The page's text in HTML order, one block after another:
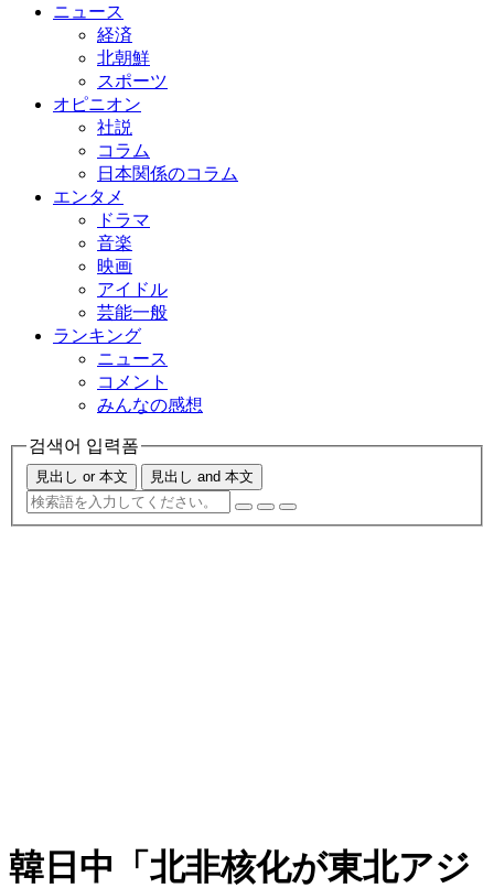
ニュース
経済
北朝鮮
スポーツ
オピニオン
社説
コラム
日本関係のコラム
エンタメ
ドラマ
音楽
映画
アイドル
芸能一般
ランキング
ニュース
コメント
みんなの感想
검색어 입력폼
見出し or 本文 見出し and 本文
韓日中「北非核化が東北アジ